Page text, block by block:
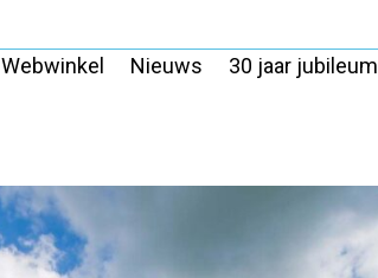
Webwinkel Nieuws 30 jaar jubileum